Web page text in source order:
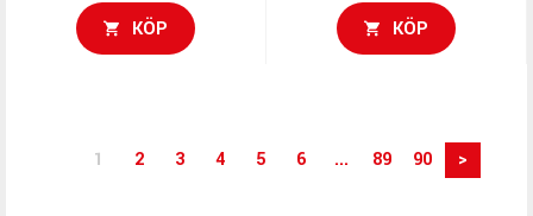
KÖP KÖP
1 2 3 4 5 6 ... 89 90 >